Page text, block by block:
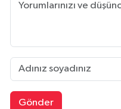
Gönder